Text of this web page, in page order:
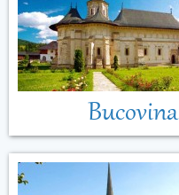
Bucovina